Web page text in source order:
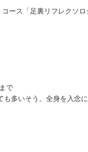
ース「足裏リフレクソロ
で
多いそう。全身を入念